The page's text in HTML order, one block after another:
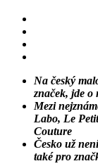
Na český
značek, jde o
Mezi
Labo, Le
Couture
Česko už
také pro